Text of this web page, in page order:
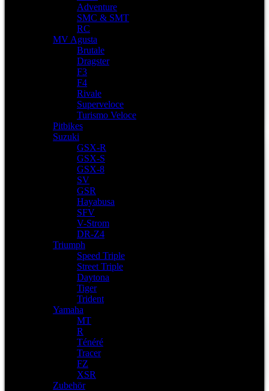
Adventure
SMC & SMT
RC
MV Agusta
Brutale
Dragster
F3
F4
Rivale
Superveloce
Turismo Veloce
Pitbikes
Suzuki
GSX-R
GSX-S
GSX-8
SV
GSR
Hayabusa
SFV
V-Strom
DR-Z4
Triumph
Speed Triple
Street Triple
Daytona
Tiger
Trident
Yamaha
MT
R
Ténéré
Tracer
FZ
XSR
Zubehör